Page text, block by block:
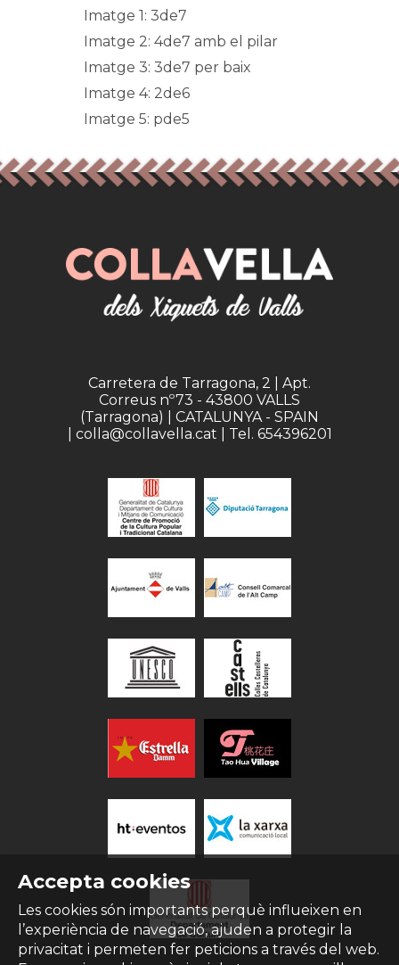
Imatge 1: 3de7
Imatge 2: 4de7 amb el pilar
Imatge 3: 3de7 per baix
Imatge 4: 2de6
Imatge 5: pde5
Accepta cookies
Les cookies són importants perquè influeixen en
l’experiència de navegació, ajuden a protegir la
privacitat i permeten fer peticions a través del web.
Carretera de Tarragona, 2 | Apt.
Correus nº73 - 43800 VALLS
(Tarragona) | CATALUNYA - SPAIN
| colla@collavella.cat | Tel. 654396201